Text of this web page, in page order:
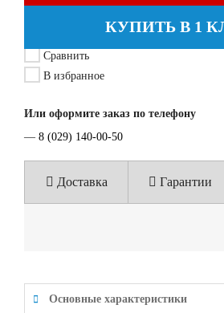
КУПИТЬ В 1
Сравнить
В избранное
Или оформите заказ по телефону
— 8 (029) 140-00-50
Доставка Гарантии
Основные характеристики